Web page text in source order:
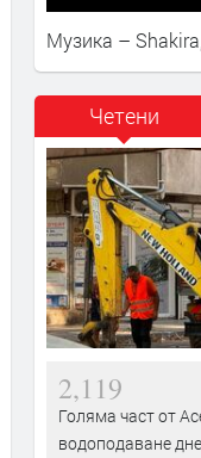
Музика –
Четени
2,119
Голяма част от
водоподаване